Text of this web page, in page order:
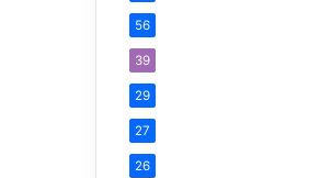
56
39
29
27
26